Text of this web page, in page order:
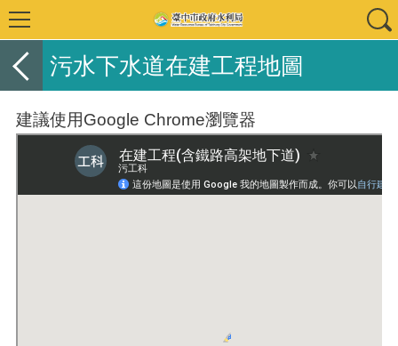
污水下水道在建工程地圖
建議使用Google Chrome瀏覽器